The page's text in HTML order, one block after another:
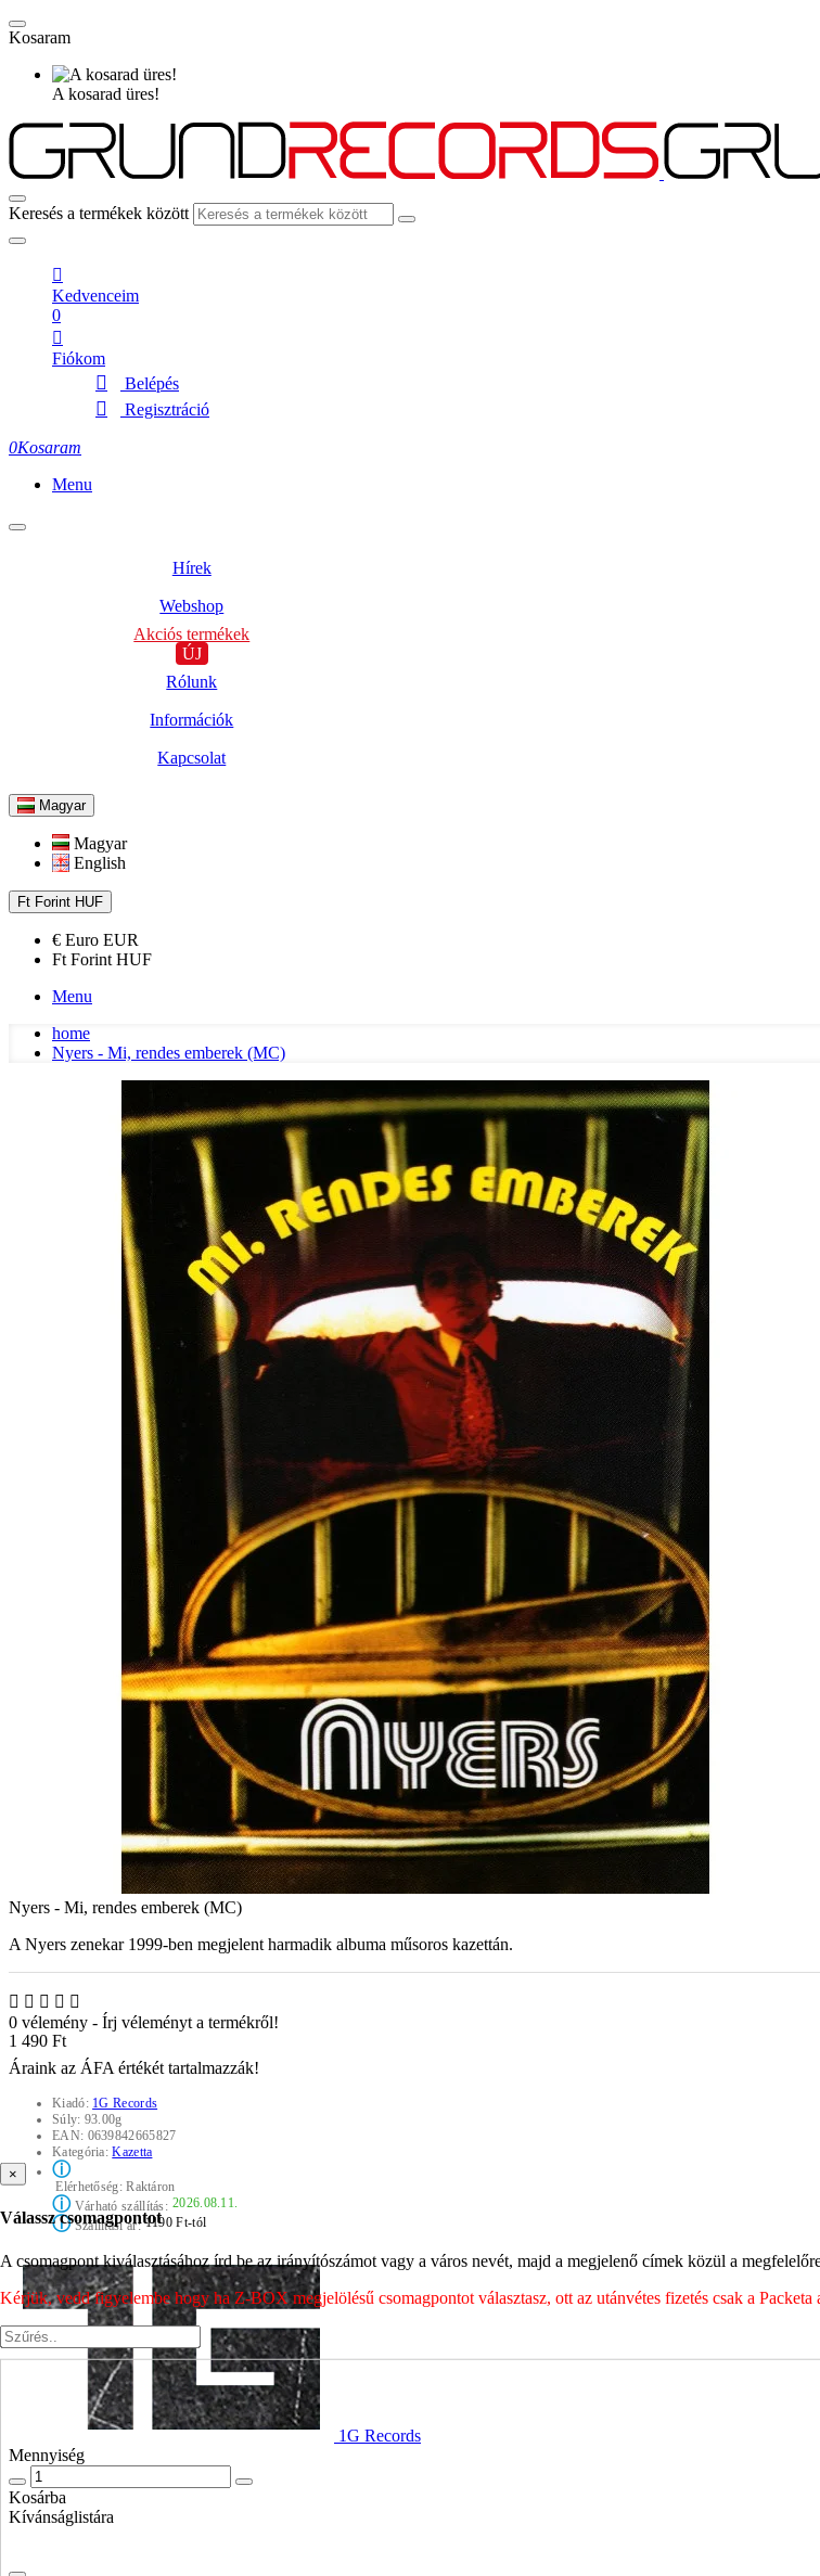
Kosaram
A kosarad üres!
Keresés a termékek között
Kedvenceim
0
Fiókom
Belépés
Regisztráció
0Kosaram
Menu
Hírek
Webshop
Akciós termékek
ÚJ
Rólunk
Információk
Kapcsolat
Magyar
Magyar
English
Ft Forint HUF
€ Euro EUR
Ft Forint HUF
Menu
home
Nyers - Mi, rendes emberek (MC)
Nyers - Mi, rendes emberek (MC)
A Nyers zenekar 1999-ben megjelent harmadik albuma műsoros kazettán.
0 vélemény - Írj véleményt a termékről!
1 490 Ft
Áraink az ÁFA értékét tartalmazzák!
Kiadó: 1G Records
Súly: 93.00g
EAN: 0639842665827
Kategória:Kazetta
ⓘ
Elérhetőség:Raktáron
ⓘVárható szállítás: 2026.08.11.
ⓘSzállítási ár: 1190 Ft-tól
1G Records
Mennyiség
Kosárba
Kívánságlistára
×
Válassz csomagpontot
A csomagpont kiválasztásához írd be az irányítószámot vagy a város nevét, majd a megjelenő címek közül a
Kérjük, vedd figyelembe hogy ha Z-BOX megjelölésű csomagpontot választasz, ott az utánvétes fizetés csak a Packeta